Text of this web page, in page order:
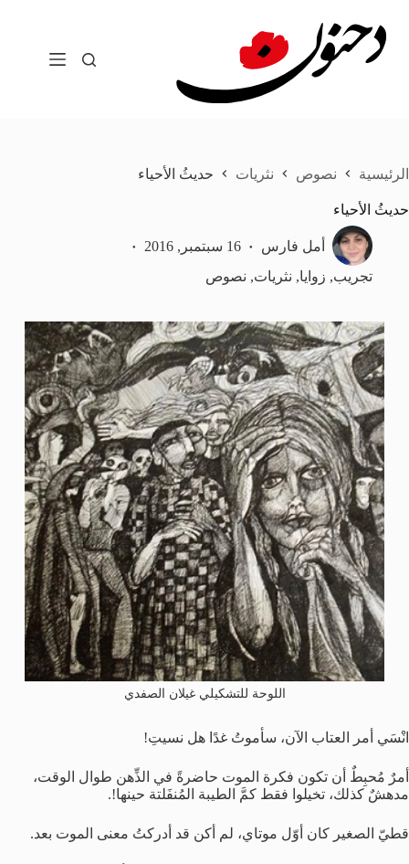
المحتوى
الرئيسية نصوص نثريات حديثُ الأحياء
حديثُ الأحياء
أمل فارس
16 سبتمبر, 2016
تجريب, زوايا, نثريات, نصوص
اللوحة للتشكيلي غيلان الصفدي
انْسَي أمر العتاب الآن، سأموتُ غدًا هل نسيتِ!
أمرٌ مُحبِطٌ أن تكون فكرة الموت حاضرةً في الذِّهن طوال الوقت،
مدهشٌ كذلك، تخيلوا فقط كمَّ الطيبة المُنفَلتة حينها!.
قطيّ الصغير كان أوّل موتاي، لم أكن قد أدركتُ معنى الموت بعد.